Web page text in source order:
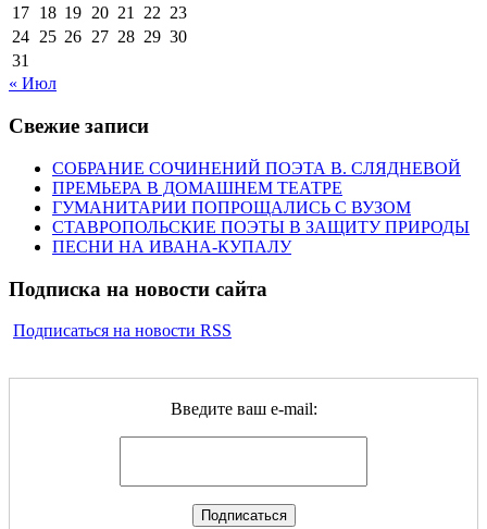
17 18 19 20 21 22 23
24 25 26 27 28 29 30
31
« Июл
Свежие записи
СОБРАНИЕ СОЧИНЕНИЙ ПОЭТА В. СЛЯДНЕВОЙ
ПРЕМЬЕРА В ДОМАШНЕМ ТЕАТРЕ
ГУМАНИТАРИИ ПОПРОЩАЛИСЬ С ВУЗОМ
СТАВРОПОЛЬСКИЕ ПОЭТЫ В ЗАЩИТУ ПРИРОДЫ
ПЕСНИ НА ИВАНА-КУПАЛУ
Подписка на новости сайта
Подписаться на новости RSS
Введите ваш e-mail: